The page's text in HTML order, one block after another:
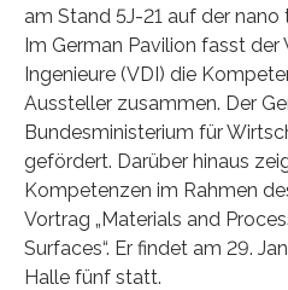
am Stand 5J-21 auf der nano
Im German Pavilion fasst der
Ingenieure (VDI) die
Aussteller zusammen. Der
Bundesministerium für
gefördert. Darüber hinaus
Kompetenzen im Rahmen
Vortrag „Materials and
Surfaces“. Er findet am 29.
Halle fünf statt.